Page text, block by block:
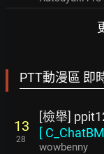
PTT動漫區 即
13
28
[檢舉]
[ C_ChatBM
wowbenny